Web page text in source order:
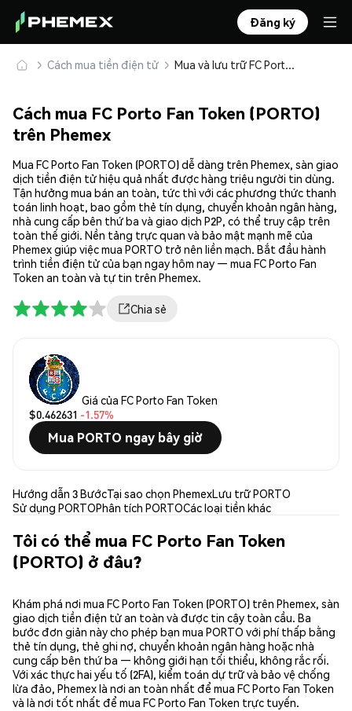
Đăng ký
Cách mua tiền điện tử Mua và lưu trữ FC Porto Fan Token (PORTO) an toàn
Cách mua FC Porto Fan Token (PORTO)
trên Phemex
Mua FC Porto Fan Token (PORTO) dễ dàng trên Phemex, sàn giao
dịch tiền điện tử hiệu quả nhất được hàng triệu người tin dùng.
Tận hưởng mua bán an toàn, tức thì với các phương thức thanh
toán linh hoạt, bao gồm thẻ tín dụng, chuyển khoản ngân hàng,
nhà cung cấp bên thứ ba và giao dịch P2P, có thể truy cập trên
toàn thế giới. Nền tảng trực quan và bảo mật mạnh mẽ của
Phemex giúp việc mua PORTO trở nên liền mạch. Bắt đầu hành
trình tiền điện tử của bạn ngay hôm nay — mua FC Porto Fan
Token an toàn và tự tin trên Phemex.
Chia sẻ
Giá của FC Porto Fan Token
$0.462631 -1.57%
Mua PORTO ngay bây giờ
Hướng dẫn 3 BướcTại sao chọn PhemexLưu trữ PORTO
Sử dụng PORTOPhân tích PORTOCác loại tiền khác
Tôi có thể mua FC Porto Fan Token
(PORTO) ở đâu?
Khám phá nơi mua FC Porto Fan Token (PORTO) trên Phemex, sàn
giao dịch tiền điện tử an toàn và được tin cậy toàn cầu. Ba
bước đơn giản này cho phép bạn mua PORTO với phí thấp bằng
thẻ tín dụng, thẻ ghi nợ, chuyển khoản ngân hàng hoặc nhà
cung cấp bên thứ ba — không giới hạn tối thiểu, không rắc rối.
Với xác thực hai yếu tố (2FA), kiểm toán dự trữ và bảo vệ chống
lừa đảo, Phemex là nơi an toàn nhất để mua FC Porto Fan Token
và là nơi tốt nhất để mua FC Porto Fan Token trực tuyến.